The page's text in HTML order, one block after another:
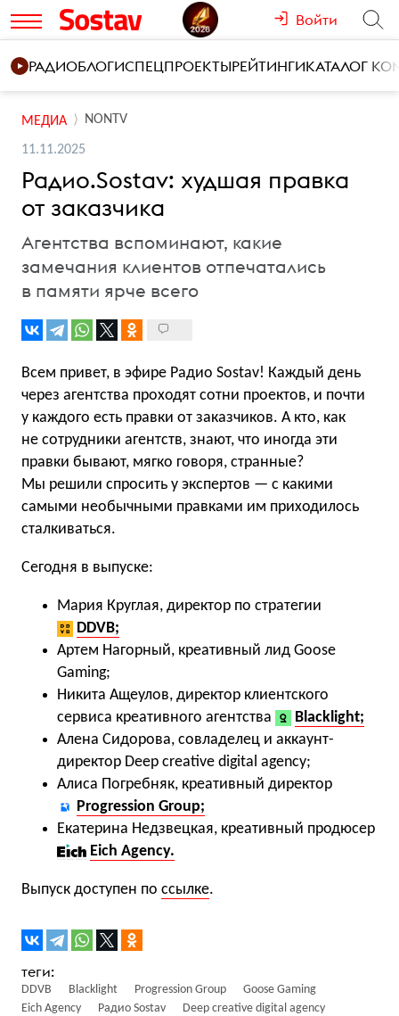
Войти
РАДИОБЛОГИСПЕЦПРОЕКТЫРЕЙТИНГИКАТАЛОГ
МЕДИА NONTV
11.11.2025
Радио.Sostav: худшая правка
от заказчика
Агентства вспоминают, какие
замечания клиентов отпечатались
в памяти ярче всего
Всем привет, в эфире Радио Sostav! Каждый день
через агентства проходят сотни проектов, и почти
у каждого есть правки от заказчиков. А кто, как
не сотрудники агентств, знают, что иногда эти
правки бывают, мягко говоря, странные?
Мы решили спросить у экспертов — с какими
самыми необычными правками им приходилось
сталкиваться.
Сегодня в выпуске:
Мария Круглая, директор по стратегии
DDVB;
Артем Нагорный, креативный лид Goose
Gaming;
Никита Ащеулов, директор клиентского
сервиса креативного агентства
Blacklight;
Алена Сидорова, совладелец и аккаунт-
директор Deep creative digital agency;
Алиса Погребняк, креативный директор
Progression Group;
Екатерина Недзвецкая, креативный продюсер
Eich Agency.
Выпуск доступен по ссылке.
DDVB Blacklight Progression Group
Goose Gaming
Eich Agency
Радио Sostav Deep creative digital agency